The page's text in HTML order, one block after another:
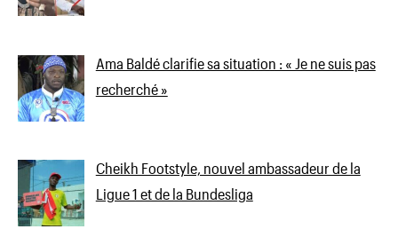
Ama Baldé clarifie sa situation : « Je ne suis pas
recherché »
Cheikh Footstyle, nouvel ambassadeur de la
Ligue 1 et de la Bundesliga